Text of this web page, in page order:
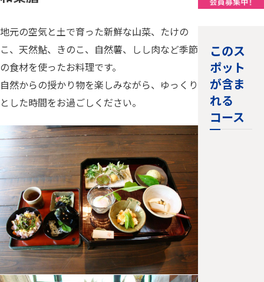
地元の空気と土で育った新鮮な山菜、たけの
こ、天然鮎、きのこ、自然薯、しし肉など季節
の食材を使ったお料理です。
自然からの授かり物を楽しみながら、ゆっくり
とした時間をお過ごしください。
このス
ポット
が含ま
れる
コース
＜小原エ
リア＞見
て・食べ
て・体験
して、丸
ごと小原
満喫プラ
ン